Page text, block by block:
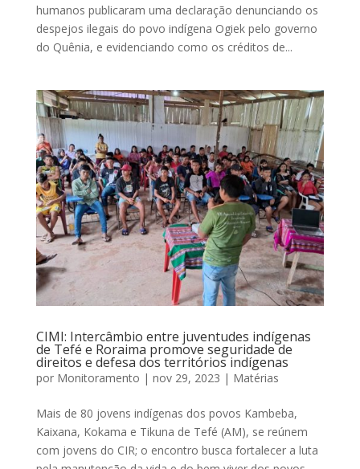
humanos publicaram uma declaração denunciando os
despejos ilegais do povo indígena Ogiek pelo governo
do Quênia, e evidenciando como os créditos de...
CIMI: Intercâmbio entre juventudes indígenas
de Tefé e Roraima promove seguridade de
direitos e defesa dos territórios indígenas
por Monitoramento | nov 29, 2023 | Matérias
Mais de 80 jovens indígenas dos povos Kambeba,
Kaixana, Kokama e Tikuna de Tefé (AM), se reúnem
com jovens do CIR; o encontro busca fortalecer a luta